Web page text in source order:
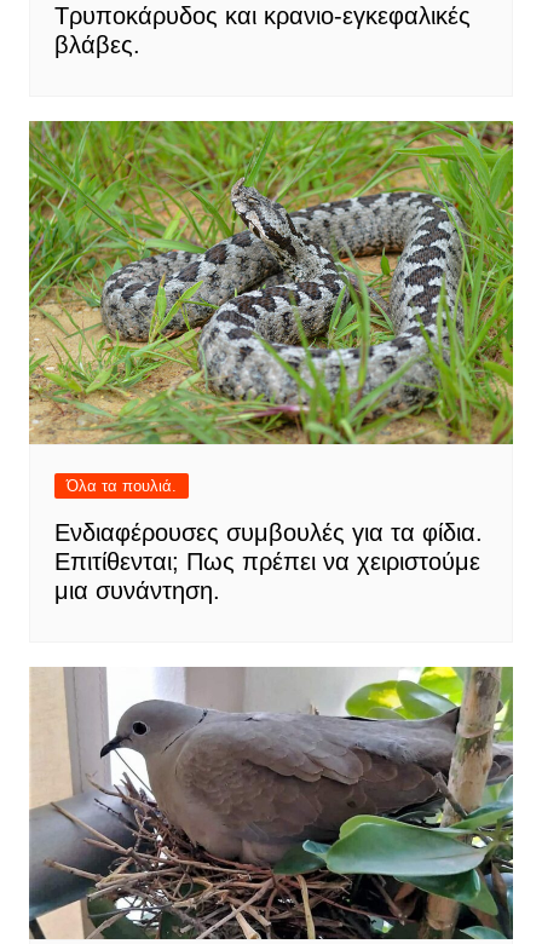
Τρυποκάρυδος και κρανιο-εγκεφαλικές
βλάβες.
Όλα τα πουλιά.
Ενδιαφέρουσες συμβουλές για τα φίδια.
Επιτίθενται; Πως πρέπει να χειριστούμε
μια συνάντηση.